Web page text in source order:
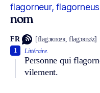
flagorneur,
nom
FR [flagɔʀnœʀ, flagɔʀnøz]
Littéraire.
Personne qui
vilement.
1